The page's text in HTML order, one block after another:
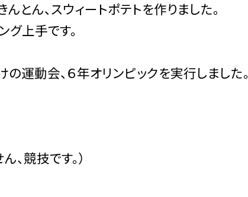
とん、スウィートポテトを作りました。
上手です。
運動会、６年オリンピックを実行しました。
、競技です。）